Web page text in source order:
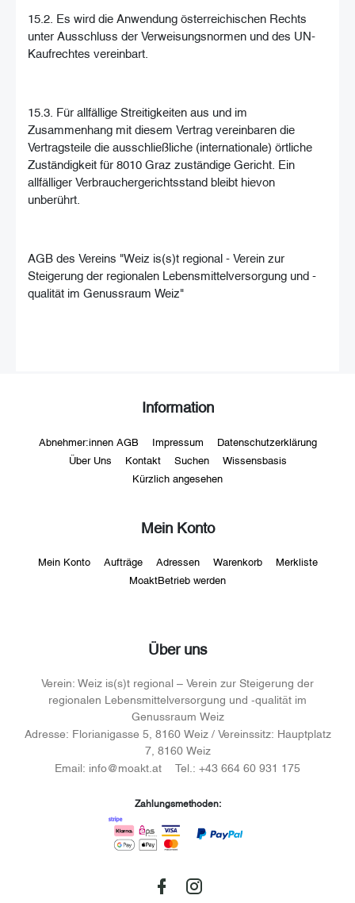
15.2. Es wird die Anwendung österreichischen Rechts
unter Ausschluss der Verweisungsnormen und des UN-
Kaufrechtes vereinbart.
15.3. Für allfällige Streitigkeiten aus und im
Zusammenhang mit diesem Vertrag vereinbaren die
Vertragsteile die ausschließliche (internationale) örtliche
Zuständigkeit für 8010 Graz zuständige Gericht. Ein
allfälliger Verbrauchergerichtsstand bleibt hievon
unberührt.
AGB des Vereins "Weiz is(s)t regional - Verein zur
Steigerung der regionalen Lebensmittelversorgung und -
qualität im Genussraum Weiz"
Information
Abnehmer:innen AGB Impressum Datenschutzerklärung
Über Uns Kontakt Suchen Wissensbasis
Kürzlich angesehen
Mein Konto
Mein Konto Aufträge Adressen Warenkorb Merkliste
MoaktBetrieb werden
Über uns
Verein: Weiz is(s)t regional – Verein zur Steigerung der
regionalen Lebensmittelversorgung und -qualität im
Genussraum Weiz
Adresse: Florianigasse 5, 8160 Weiz / Vereinssitz: Hauptplatz
7, 8160 Weiz
Email: info@moakt.at Tel.: +43 664 60 931 175
Zahlungsmethoden: